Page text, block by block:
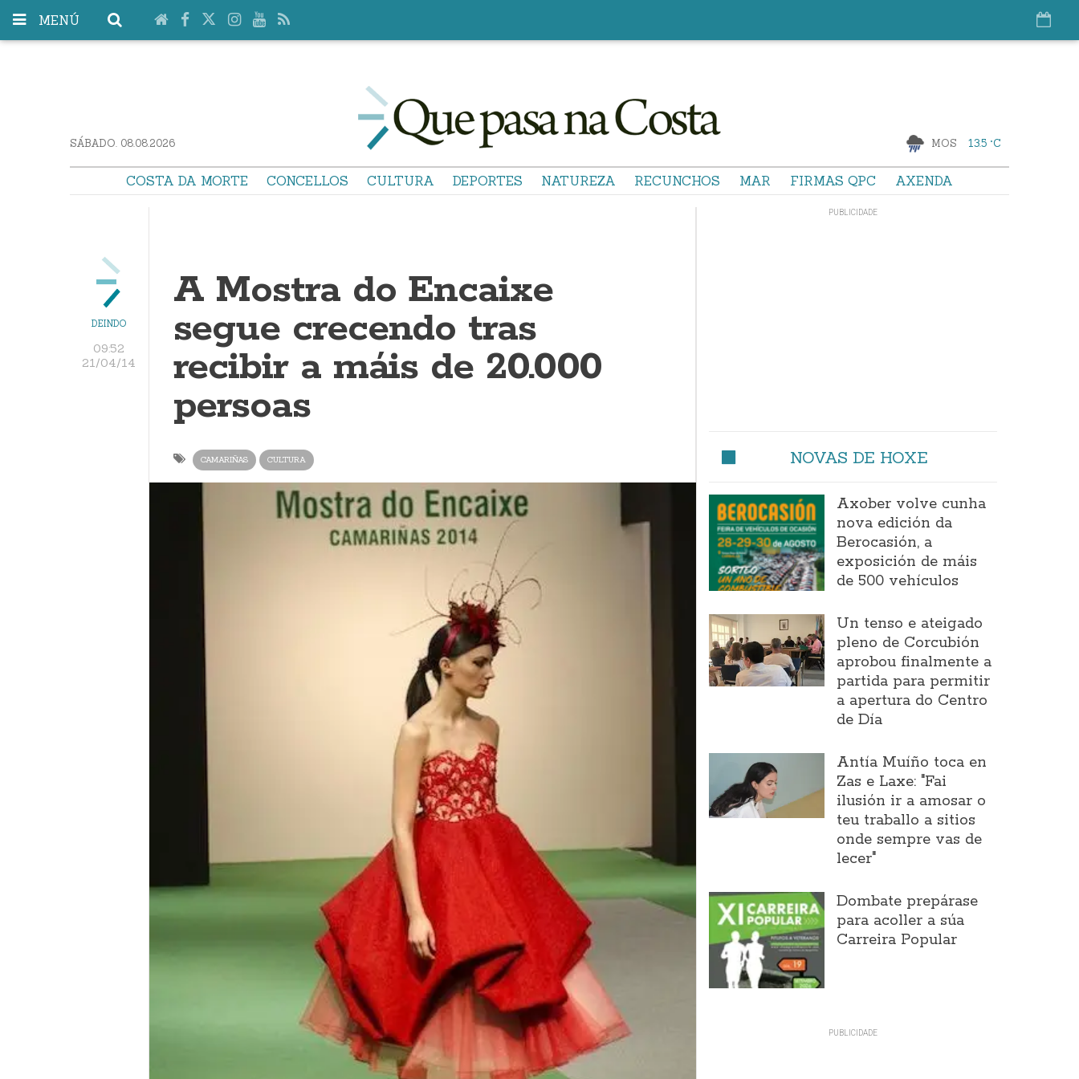
MENÚ
SÁBADO. 08.08.2026 MOS 13.5 °C
COSTA DA MORTE CONCELLOS CULTURA DEPORTES NATUREZA RECUNCHOS MAR FIRMAS QPC AXENDA
DEINDO
09:52
21/04/14
A Mostra do Encaixe
segue crecendo tras
recibir a máis de 20.000
persoas
CAMARIÑAS CULTURA NOVAS DE HOXE
Axober volve cunha
nova edición da
Berocasión, a
exposición de máis
de 500 vehículos
Un tenso e ateigado
pleno de Corcubión
aprobou finalmente a
partida para permitir
a apertura do Centro
de Día
Antía Muíño toca en
Zas e Laxe: "Fai
ilusión ir a amosar o
teu traballo a sitios
onde sempre vas de
lecer"
Dombate prepárase
para acoller a súa
Carreira Popular